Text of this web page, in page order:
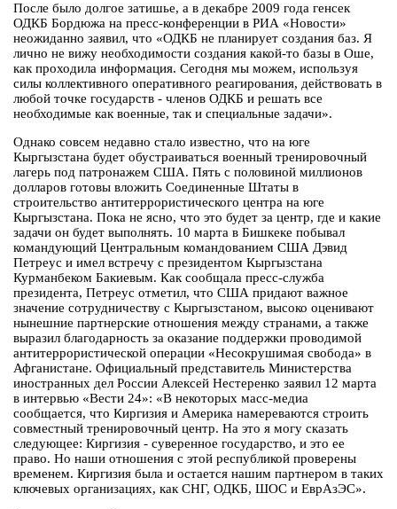
После было долгое затишье, а в декабре 2009 года генсек
ОДКБ Бордюжа на пресс-конференции в РИА «Новости»
неожиданно заявил, что «ОДКБ не планирует создания баз. Я
лично не вижу необходимости создания какой-то базы в Оше,
как проходила информация. Сегодня мы можем, используя
силы коллективного оперативного реагирования, действовать в
любой точке государств - членов ОДКБ и решать все
необходимые как военные, так и специальные задачи».
Однако совсем недавно стало известно, что на юге
Кыргызстана будет обустраиваться военный тренировочный
лагерь под патронажем США. Пять с половиной миллионов
долларов готовы вложить Соединенные Штаты в
строительство антитеррористического центра на юге
Кыргызстана. Пока не ясно, что это будет за центр, где и какие
задачи он будет выполнять. 10 марта в Бишкеке побывал
командующий Центральным командованием США Дэвид
Петреус и имел встречу с президентом Кыргызстана
Курманбеком Бакиевым. Как сообщала пресс-служба
президента, Петреус отметил, что США придают важное
значение сотрудничеству с Кыргызстаном, высоко оценивают
нынешние партнерские отношения между странами, а также
выразил благодарность за оказание поддержки проводимой
антитеррористической операции «Несокрушимая свобода» в
Афганистане. Официальный представитель Министерства
иностранных дел России Алексей Нестеренко заявил 12 марта
в интервью «Вести 24»: «В некоторых масс-медиа
сообщается, что Киргизия и Америка намереваются строить
совместный тренировочный центр. На это я могу сказать
следующее: Киргизия - суверенное государство, и это ее
право. Но наши отношения с этой республикой проверены
временем. Киргизия была и остается нашим партнером в таких
ключевых организациях, как СНГ, ОДКБ, ШОС и ЕврАзЭС».